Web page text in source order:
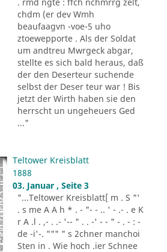
chdm (er dev Wmh
beaufaagvn -voe-5 uho
ztoewepporte . Als der Soldat
um andtreu Mwrgeck abgar,
stellte es sich bald heraus, daß
der den Deserteur suchende
selbst der Deser teur war ! Bis
jetzt der Wirth haben sie den
herrscht un ungeheuers Ged
..."
Teltower Kreisblatt
1888
03. Januar , Seite 3
"...Teltower Kreisblatt[ m . S "'
. s me A A h * . - "- - .. ' - .- . e K
r A .l . ,- . .- '-- " . . -' - - " - . - : -
de -i'-. """ " s 2chner manchoi
Sten in . Wie hoch .ier Schnee